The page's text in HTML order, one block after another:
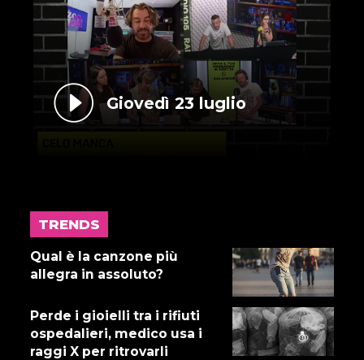
Giovedì 23 luglio
TRENDS
Qual è la canzone più
allegra in assoluto?
Perde i gioielli tra i rifiuti
ospedalieri, medico usa i
raggi X per ritrovarli
17 LUGLIO 2026
Gnano 5 - Episodio 14
16 LUGLIO 2026
Dove abita Ennio 103: Revisione